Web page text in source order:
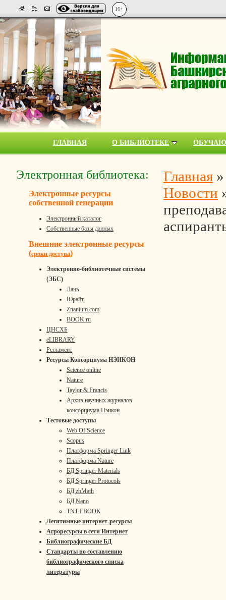
16+
ГЛАВНАЯ О БИБЛИОТЕКЕ
Электронная библиотека:
Электронные ресурсы
собственной генерации
Электронный каталог
Собственные базы данных
Внешние электронные ресурсы
(сроки доступа)
Электронно-библиотечные системы
(ЭБС)
Лань
Юрайт
Znanium.com
BOOK.ru
ЦНСХБ
eLIBRARY
Регламент
Ресурсы Консорциума НЭИКОН
Science online
Nature
Taylor & Francis
Архив научных журналов
консорциума Нэикон
Тестовые доступы
Web Of Science
Scopus
Платформа Springer Link
Платформа Nature
БД Springer Materials
БД Springer Protocols
БД zbMath
БД Nano
TNT-EBOOK
Легитимные интернет-ресурсы
Агроресурсы в сети Интернет
Библиографические БД
Стандарты по составлению
библиографического списка
литературы
Главная
Новости